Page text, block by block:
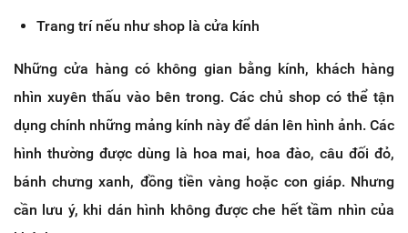
Trang trí nếu như shop là cửa kính
Những cửa hàng có không gian bằng kính, khách hàng
nhìn xuyên thấu vào bên trong. Các chủ shop có thể tận
dụng chính những mảng kính này để dán lên hình ảnh. Các
hình thường được dùng là hoa mai, hoa đào, câu đối đỏ,
bánh chưng xanh, đồng tiền vàng hoặc con giáp. Nhưng
cần lưu ý, khi dán hình không được che hết tầm nhìn của